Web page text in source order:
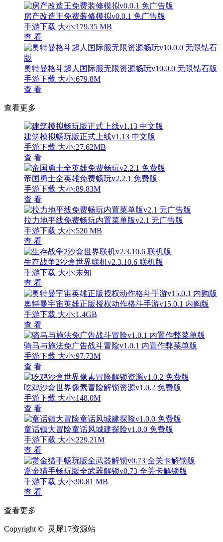
房产改造王免费装修模拟v0.0.1 免广告版
手游下载 大小:179.35 MB
查 看
奥特曼格斗超人国际服无限资源畅玩v10.0.0 无限钻石版
手游下载 大小:679.8M
查 看
查看更多
建筑模拟畅玩版正式上线v1.13 中文版
手游下载 大小:27.62MB
查 看
帝国勇士全英雄免费畅玩v2.2.1 免费版
手游下载 大小:89.83M
查 看
拉力地平线免费畅玩内置菜单版v2.1 无广告版
手游下载 大小:520 MB
查 看
生存战争2沙盒世界联机v2.3.10.6 联机版
手游下载 大小:未知
查 看
奥特曼宇宙英雄正版授权动作格斗手游v15.0.1 内购版
手游下载 大小:1.4GB
查 看
骑马与施法免广告战斗冒险v1.0.1 内置作弊菜单版
手游下载 大小:97.73M
查 看
吃鸡沙盒世界像素冒险解锁资源v1.0.2 免费版
手游下载 大小:148.0M
查 看
童话镇大冒险童话风城建探险v1.0.0 免费版
手游下载 大小:229.21M
查 看
赏金猎手畅玩版全武器解锁v0.73 全关卡解锁版
手游下载 大小:90.81 MB
查 看
查看更多
Copyright © 灵犀17资源站